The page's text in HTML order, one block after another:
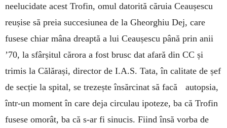
neelucidate acest Trofin, omul datorită căruia Ceaușescu
reușise să preia succesiunea de la Gheor­ghiu Dej, care
fusese chiar mâna dreaptă a lui Ceaușescu până prin anii
’70, la sfârșitul cărora a fost brusc dat afară din CC și
trimis la Călărași, director de I.A.S. Tata, în calitate de șef
de secție la spital, se trezește însărcinat să facă autopsia,
într-un moment în care deja circulau ipoteze, ba că Trofin
fusese omorât, ba că s-ar fi sinucis. Fiind însă vorba de